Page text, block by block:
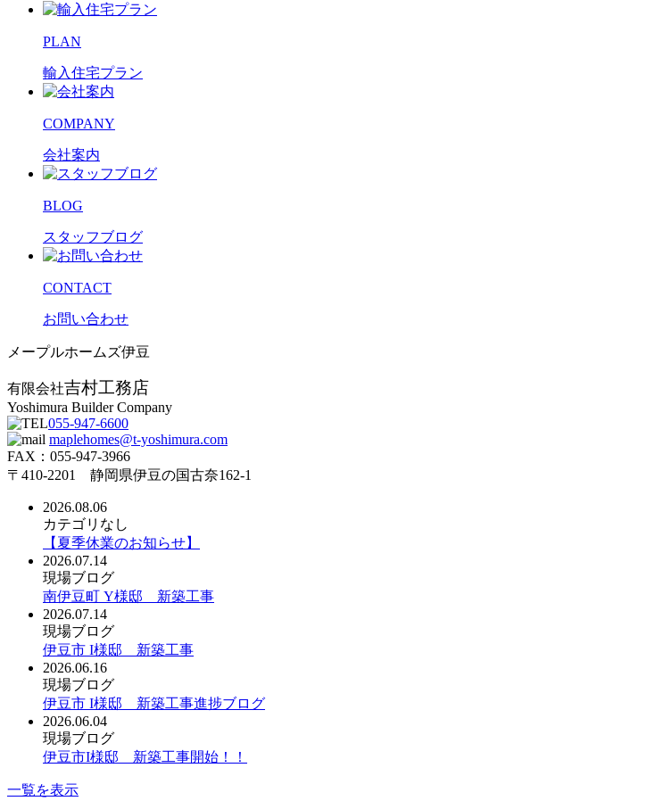
PLAN
輸入住宅プラン
COMPANY
会社案内
BLOG
スタッフブログ
CONTACT
お問い合わせ
メープルホームズ伊豆
有限会社吉村工務店
Yoshimura Builder Company
055-947-6600
maplehomes@t-yoshimura.com
FAX：055-947-3966
〒410-2201 静岡県伊豆の国古奈162-1
2026.08.06
カテゴリなし
【夏季休業のお知らせ】
2026.07.14
現場ブログ
南伊豆町 Y様邸 新築工事
2026.07.14
現場ブログ
伊豆市 I様邸 新築工事
2026.06.16
現場ブログ
伊豆市 I様邸 新築工事進捗ブログ
2026.06.04
現場ブログ
伊豆市I様邸 新築工事開始！！
一覧を表示